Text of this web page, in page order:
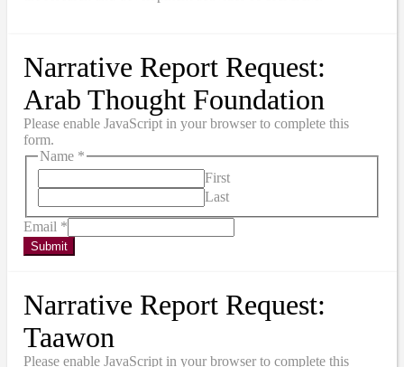
Narrative Report Request:
Arab Thought Foundation
Please enable JavaScript in your browser to complete this
form.
Name *
First
Last
Email *
Submit
Narrative Report Request:
Taawon
Please enable JavaScript in your browser to complete this